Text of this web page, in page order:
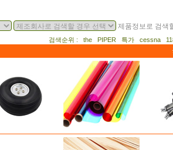
제품정보로 검색
검색순위 : the PIPER 특가 cessna